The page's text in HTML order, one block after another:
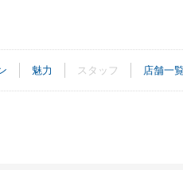
魅力 スタッフ 店舗一覧